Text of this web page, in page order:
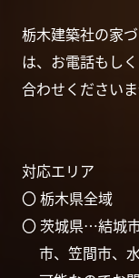
栃木建築社の家
は、お電話もし
合わせくださいま
対応エリア
〇 栃木県全域
〇 茨城県…結城
市、笠間市、